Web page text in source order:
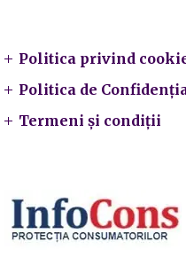
Politica privind
Politica de
Termeni și condiții